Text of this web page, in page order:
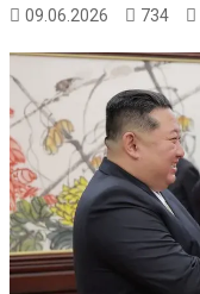
09.06.2026 734